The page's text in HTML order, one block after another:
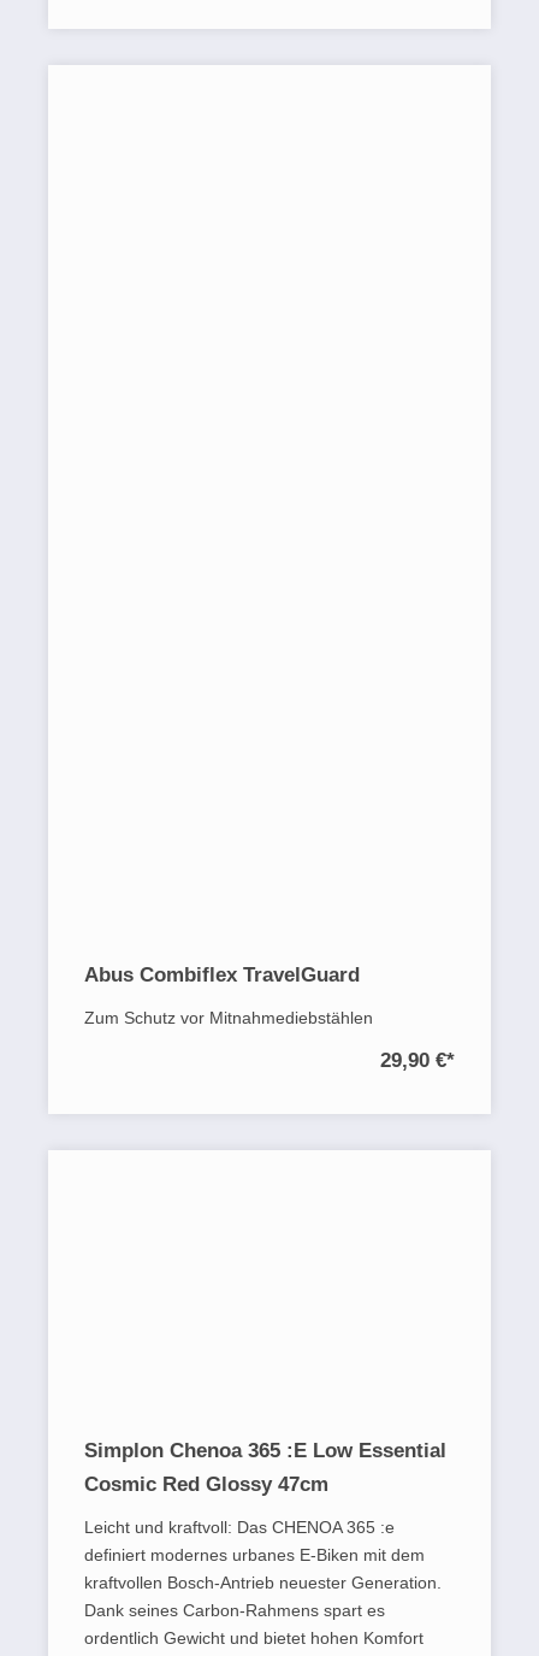
Abus Combiflex TravelGuard
Zum Schutz vor Mitnahmediebstählen
29,90 €*
Simplon Chenoa 365 :E Low Essential
Cosmic Red Glossy 47cm
Leicht und kraftvoll: Das CHENOA 365 :e
definiert modernes urbanes E-Biken mit dem
kraftvollen Bosch-Antrieb neuester Generation.
Dank seines Carbon-Rahmens spart es
ordentlich Gewicht und bietet hohen Komfort